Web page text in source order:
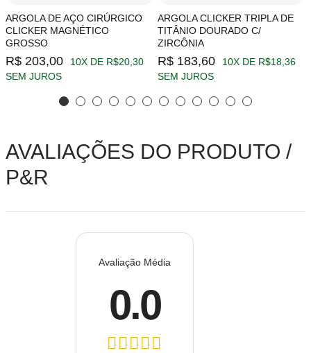
ARGOLA DE AÇO CIRÚRGICO
CLICKER MAGNÉTICO
GROSSO
R$ 203,00
10X DE R$20,30
SEM JUROS
ARGOLA CLICKER TRIPLA DE
TITÂNIO DOURADO C/
ZIRCÔNIA
R$ 183,60
10X DE R$18,36
SEM JUROS
AVALIAÇÕES DO PRODUTO /
P&R
Avaliação Média
0.0